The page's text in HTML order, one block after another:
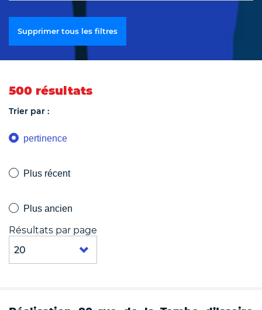
Supprimer tous les filtres
500 résultats
Trier par :
pertinence
Plus récent
Plus ancien
Résultats par page